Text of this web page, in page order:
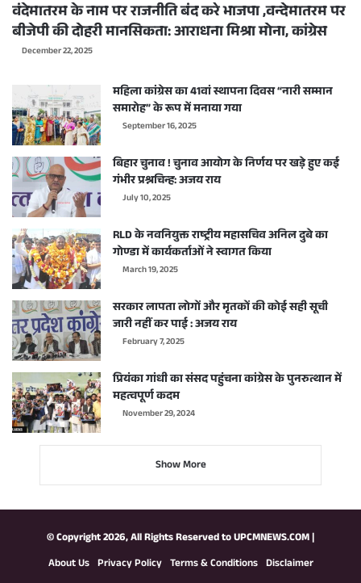
वंदेमातरम के नाम पर राजनीति बंद करे भाजपा ,वन्देमातरम पर
बीजेपी की दोहरी मानसिकता: आराधना मिश्रा मोना, कांग्रेस
December 22, 2025
महिला कांग्रेस का 41वां स्थापना दिवस “नारी सम्मान
समारोह” के रूप में मनाया गया
September 16, 2025
बिहार चुनाव ! चुनाव आयोग के निर्णय पर खड़े हुए कई
गंभीर प्रश्नचिन्ह: अजय राय
July 10, 2025
RLD के नवनियुक्त राष्ट्रीय महासचिव अनिल दुबे का
गोण्डा में कार्यकर्ताओं ने स्वागत किया
March 19, 2025
सरकार लापता लोगों और मृतकों की कोई सही सूची
जारी नहीं कर पाई : अजय राय
February 7, 2025
प्रियंका गांधी का संसद पहुंचना कांग्रेस के पुनरुत्थान में
महत्वपूर्ण कदम
November 29, 2024
Show More
© Copyright 2026, All Rights Reserved toUPCMNEWS.COM|
About Us Privacy Policy Terms & Conditions Disclaimer